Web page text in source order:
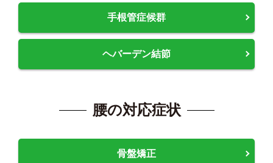
手根管症候群
ヘバーデン結節
腰の対応症状
骨盤矯正